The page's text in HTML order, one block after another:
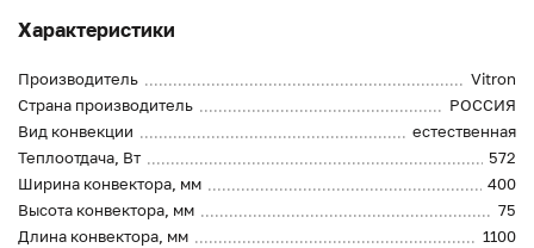
Характеристики
Производитель
Vitron
Страна производитель
РОССИЯ
Вид конвекции
естественная
Теплоотдача, Вт
572
Ширина конвектора, мм
400
Высота конвектора, мм
75
Длина конвектора, мм
1100